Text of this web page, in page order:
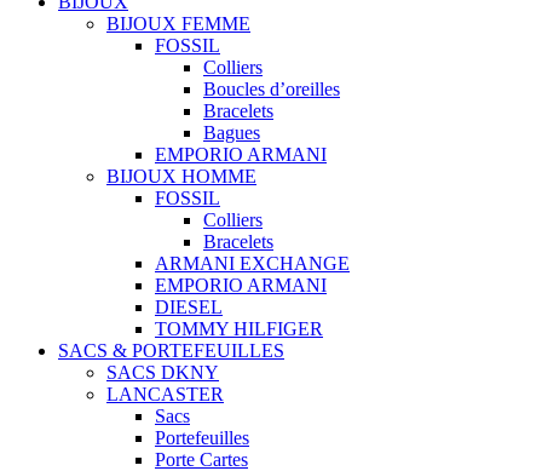
BIJOUX FEMME
FOSSIL
Colliers
Boucles d’oreilles
Bracelets
Bagues
EMPORIO ARMANI
BIJOUX HOMME
FOSSIL
Colliers
Bracelets
ARMANI EXCHANGE
EMPORIO ARMANI
DIESEL
TOMMY HILFIGER
SACS & PORTEFEUILLES
SACS DKNY
LANCASTER
Sacs
Portefeuilles
Porte Cartes